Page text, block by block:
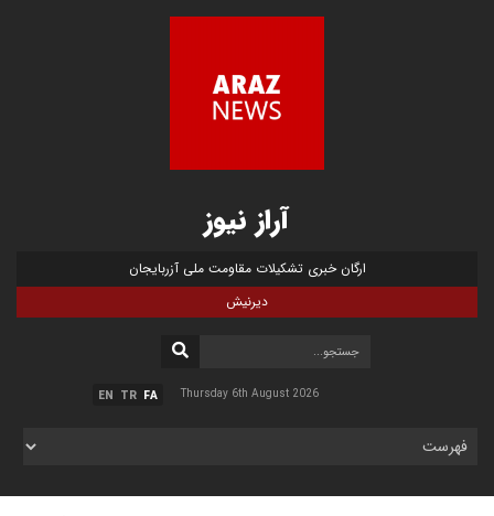
آراز نیوز
ارگان خبری تشکیلات مقاومت ملی آزربایجان
دیرنیش
FA
TR
EN Thursday 6th August 2026